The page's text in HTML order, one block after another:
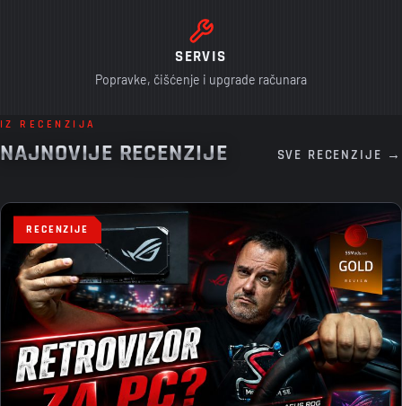
SERVIS
Popravke, čišćenje i upgrade računara
IZ RECENZIJA
NAJNOVIJE RECENZIJE SVE RECENZIJE →
RECENZIJE